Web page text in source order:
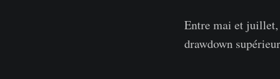
Entre mai et juillet,
drawdown